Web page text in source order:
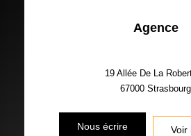
Agence
19 Allée De La
67000 Strasbourg
Nous écrire Voir